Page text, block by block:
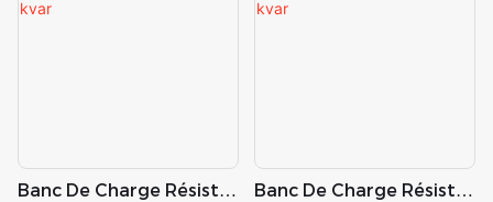
Banc De Charge Résistif-
Banc De Charge Résistif-